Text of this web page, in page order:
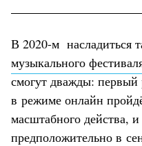
В 2020-м насладиться
музыкального
смогут дважды: первый
в режиме онлайн
масштабного действа,
предположительно в